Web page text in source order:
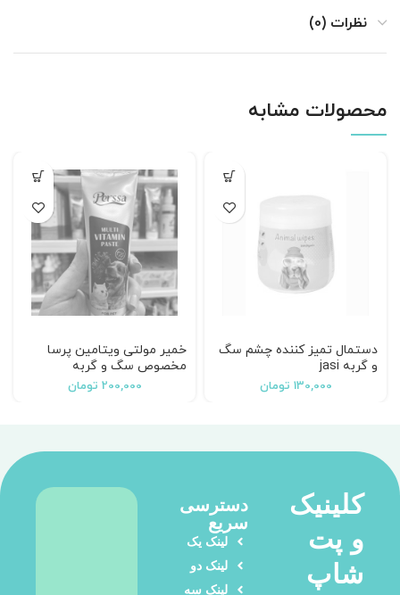
نظرات (0)
محصولات مشابه
دستمال تمیز کننده چشم سگ
و گربه jasi
130,000 تومان
خمیر مولتی ویتامین پرسا
مخصوص سگ و گربه
200,000 تومان
کلینیک
و پت
شاپ
دسترسی
سریع
لینک یک
لینک دو
لینک سه